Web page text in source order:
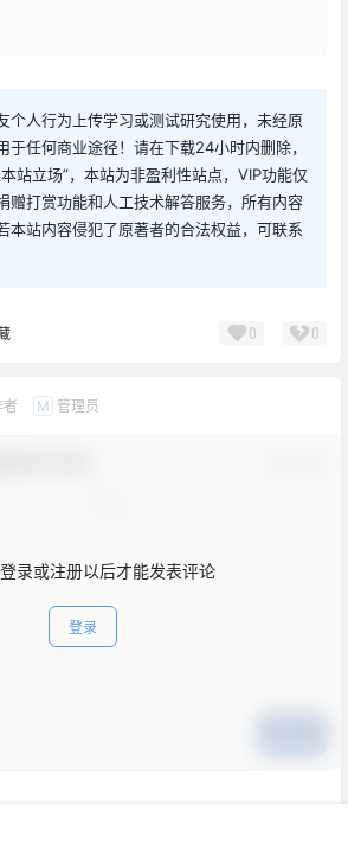
个人行为上传学习或测试研究使用，未经原
于任何商业途径！请在下载24小时内删除，
站立场”，本站为非盈利性站点，VIP功能仅
赠打赏功能和人工技术解答服务，所有内容
本站内容侵犯了原著者的合法权益，可联系
0 0
M 管理员
录或注册以后才能发表评论
登录